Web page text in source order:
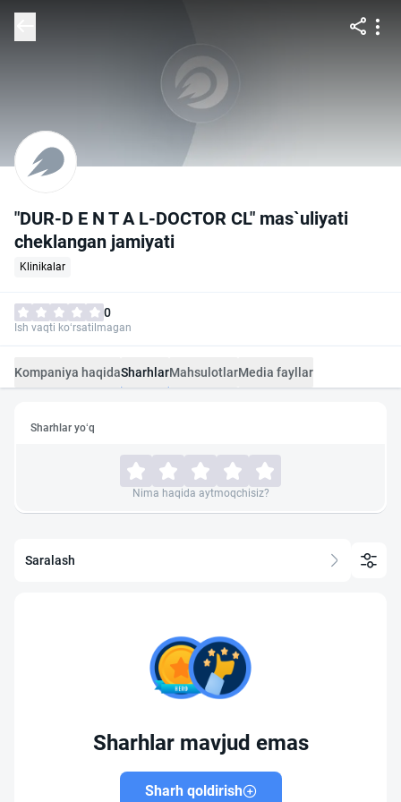
"DUR-D E N T A L-DOCTOR CL" mas`uliyati
cheklangan jamiyati
Klinikalar
0
Ish vaqti ko‘rsatilmagan
Kompaniya haqidaSharhlarMahsulotlarMedia fayllar
Sharhlar yo‘q
Nima haqida aytmoqchisiz?
Saralash
Sharhlar mavjud emas
Sharh qoldirish